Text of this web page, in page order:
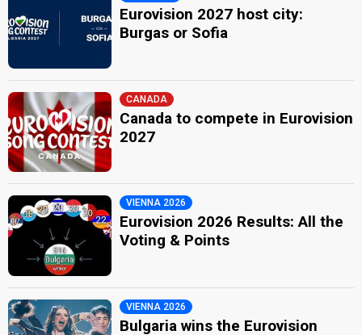
Eurovision 2027 host city:
Burgas or Sofia
CANADA
Canada to compete in Eurovision
2027
VIENNA 2026
Eurovision 2026 Results: All the
Voting & Points
VIENNA 2026
Bulgaria wins the Eurovision